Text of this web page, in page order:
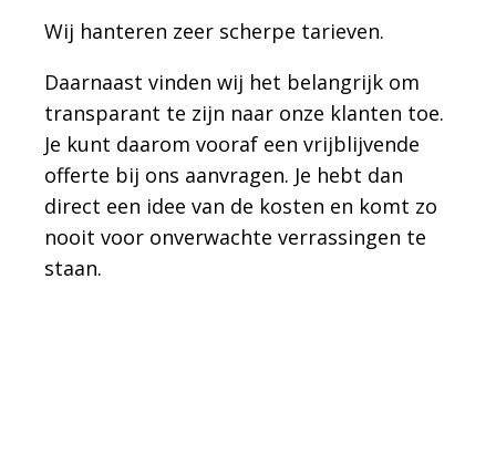
Wij hanteren zeer scherpe tarieven.
Daarnaast vinden wij het belangrijk om
transparant te zijn naar onze klanten toe.
Je kunt daarom vooraf een vrijblijvende
offerte bij ons aanvragen. Je hebt dan
direct een idee van de kosten en komt zo
nooit voor onverwachte verrassingen te
staan.